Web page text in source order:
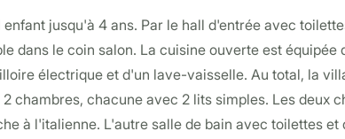
jusqu'à 4 ans. Par le hall d'entrée avec
dans le coin salon. La cuisine ouverte est
électrique et d'un lave-vaisselle. Au total, la
chambres, chacune avec 2 lits simples. Les deux
à l'italienne. L'autre salle de bain avec toilettes